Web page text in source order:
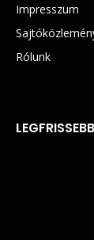
Impresszum
Rólunk